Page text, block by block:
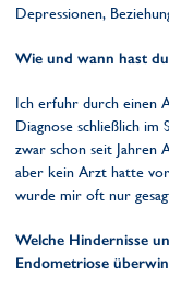
Depressionen,
Wie und wann hast
Ich erfuhr durch einen
Diagnose schließlich
zwar schon seit Jahren
aber kein Arzt hatte
wurde mir oft nur
Welche Hindernisse
Endometriose